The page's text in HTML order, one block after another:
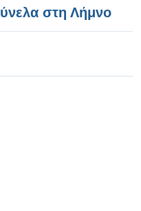
στη Λήμνο